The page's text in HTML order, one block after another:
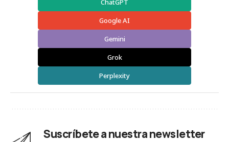
ChatGPT
Google AI
Gemini
Grok
Perplexity
Suscríbete a nuestra newsletter